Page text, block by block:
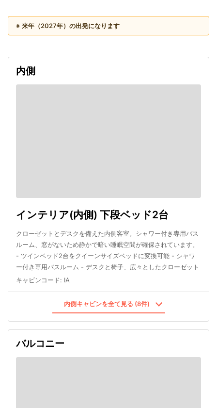
※ 来年（2027年）の出発になります
内側
インテリア(内側) 下段ベッド2台
クローゼットとデスクを備えた内側客室。シャワー付き専用バス
ルーム、窓がないため静かで暗い睡眠空間が確保されています。
- ツインベッド2台をクイーンサイズベッドに変換可能 - シャワ
ー付き専用バスルーム - デスクと椅子、広々としたクローゼット
キャビンコード: IA
内側キャビンを全て見る (8件)
バルコニー